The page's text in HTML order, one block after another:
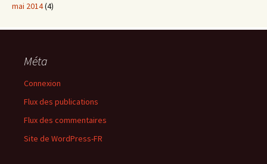
mai 2014(4)
Méta
Connexion
Flux des publications
Flux des commentaires
Site de WordPress-FR